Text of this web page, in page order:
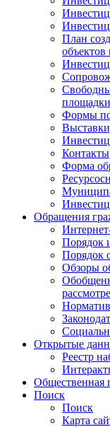
План
площадки
Формы
Контакты
Форма
Обращения
Порядок
Порядок
Обзоры
Открытые
Реестр
Общественная
Поиск
Поиск
Карта